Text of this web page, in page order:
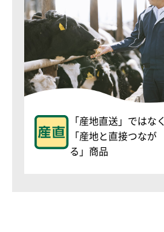
「産地直送」ではなく
「産地と直接つなが
る」商品